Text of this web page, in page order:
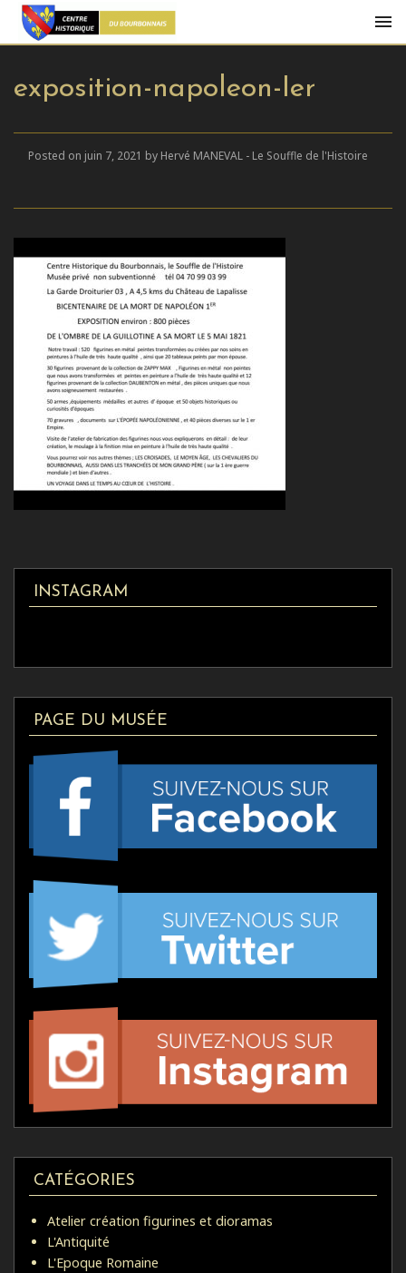
exposition-napoleon-Ier
Posted on juin 7, 2021 by Hervé MANEVAL - Le Souffle de l'Histoire
INSTAGRAM
PAGE DU MUSÉE
CATÉGORIES
Atelier création figurines et dioramas
L'Antiquité
L'Epoque Romaine